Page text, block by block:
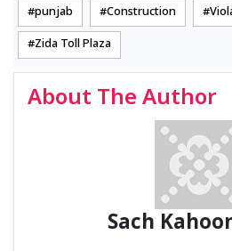
punjab Construction
Zida Toll Plaza
About The Author
Sach